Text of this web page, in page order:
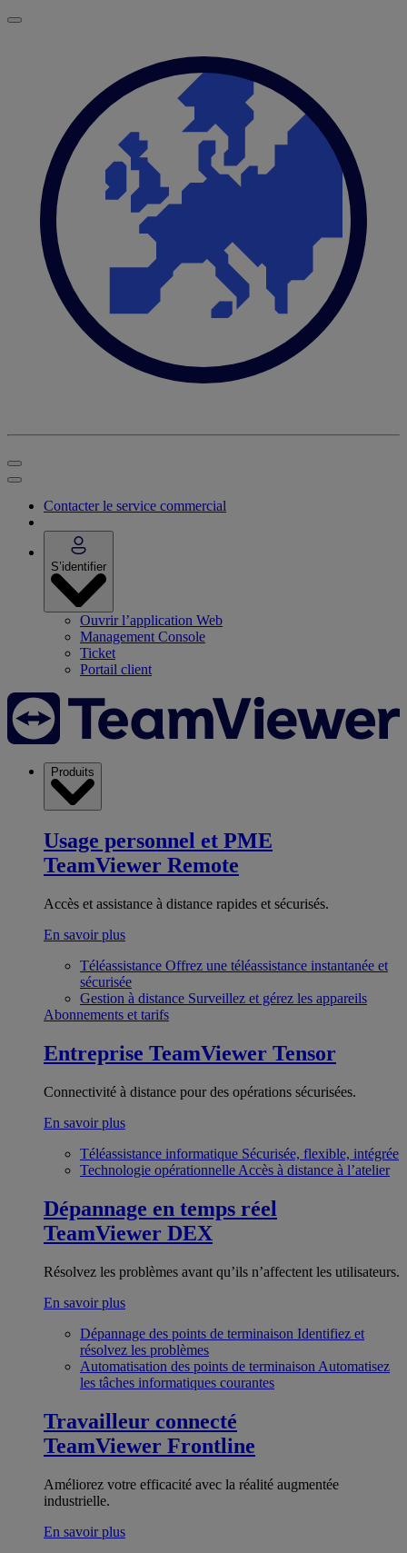
Contacter le service commercial
S’identifier
Ouvrir l’application Web
Management Console
Ticket
Portail client
Produits
Usage personnel et PME
TeamViewer Remote
Accès et assistance à distance rapides et sécurisés.
En savoir plus
Téléassistance Offrez une téléassistance instantanée et
sécurisée
Gestion à distance Surveillez et gérez les appareils
Abonnements et tarifs
Entreprise TeamViewer Tensor
Connectivité à distance pour des opérations sécurisées.
En savoir plus
Téléassistance informatique Sécurisée, flexible, intégrée
Technologie opérationnelle Accès à distance à l’atelier
Dépannage en temps réel
TeamViewer DEX
Résolvez les problèmes avant qu’ils n’affectent les utilisateurs.
En savoir plus
Dépannage des points de terminaison Identifiez et
résolvez les problèmes
Automatisation des points de terminaison Automatisez
les tâches informatiques courantes
Travailleur connecté
TeamViewer Frontline
Améliorez votre efficacité avec la réalité augmentée
industrielle.
En savoir plus